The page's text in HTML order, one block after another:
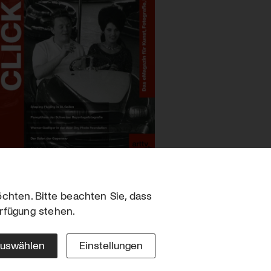
Bitte beachten Sie, dass
stehen.
Einstellungen